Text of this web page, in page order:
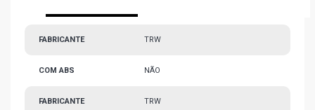
FABRICANTE TRW
COM ABS NÃO
FABRICANTE TRW